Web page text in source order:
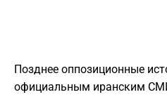
Позднее оппозиционные
официальным иранским